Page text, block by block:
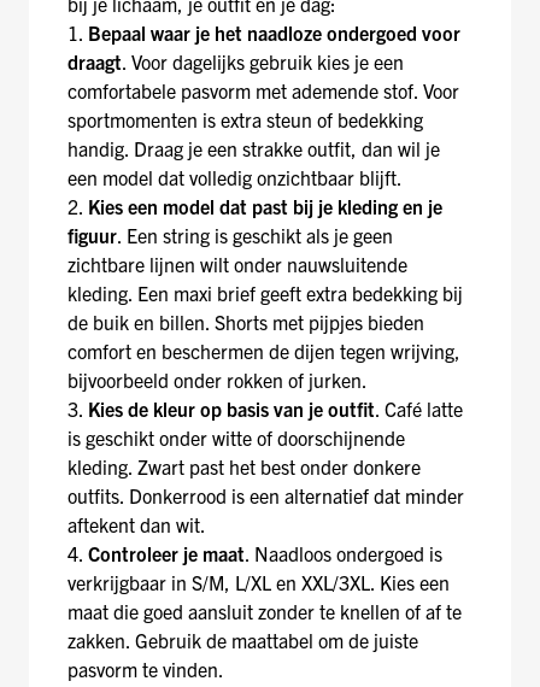
1. Bepaal waar je het naadloze ondergoed voor
draagt . Voor dagelijks gebruik kies je een
comfortabele pasvorm met ademende stof. Voor
sportmomenten is extra steun of bedekking
handig. Draag je een strakke outfit, dan wil je
een model dat volledig onzichtbaar blijft.
2. Kies een model dat past bij je kleding en je
figuur . Een string is geschikt als je geen
zichtbare lijnen wilt onder nauwsluitende
kleding. Een maxi brief geeft extra bedekking bij
de buik en billen. Shorts met pijpjes bieden
comfort en beschermen de dijen tegen wrijving,
bijvoorbeeld onder rokken of jurken.
3. Kies de kleur op basis van je outfit . Café latte
is geschikt onder witte of doorschijnende
kleding. Zwart past het best onder donkere
outfits. Donkerrood is een alternatief dat minder
aftekent dan wit.
4. Controleer je maat . Naadloos ondergoed is
verkrijgbaar in S/M, L/XL en XXL/3XL. Kies een
maat die goed aansluit zonder te knellen of af te
zakken. Gebruik de maattabel om de juiste
pasvorm te vinden.